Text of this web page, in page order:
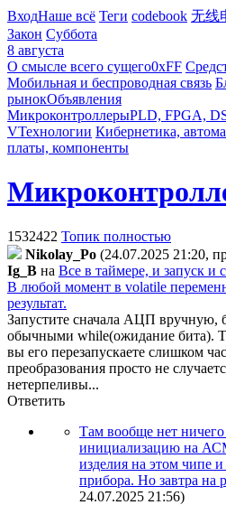
ВходНаше всё Теги codebook 无线
Закон Суббота
8 августа
О смысле всего сущего0xFF
Мобильная и беспроводная связь
рынокОбъявления
МикроконтроллерыPLD, FPGA,
VТехнологии Кибернетика,
платы, компоненты
1532422 Топик полностью
Nikolay_Po (24.07.2025 21:20,
Ig_B на Все в таймере, и запуск и
В любой момент в volatile
результат.
Запустите сначала АЦП вручную,
обычными while(ожидание бита).
вы его перезапускаете слишком
преобразования просто не
нетерпеливы...
Ответить
Там вообще нет
инициализацию на
изделия на этом чипе
прибора. Но завтра на
24.07.2025 21:56)